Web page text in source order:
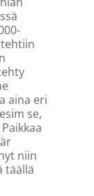
aina eri
se,
niin
täällä